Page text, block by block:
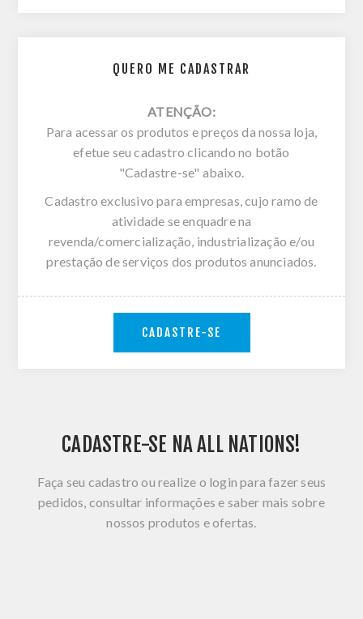
QUERO ME CADASTRAR
ATENÇÃO:
Para acessar os produtos e preços da nossa loja,
efetue seu cadastro clicando no botão
"Cadastre-se" abaixo.
Cadastro exclusivo para empresas, cujo ramo de
atividade se enquadre na
revenda/comercialização, industrialização e/ou
prestação de serviços dos produtos anunciados.
CADASTRE-SE
CADASTRE-SE NA ALL NATIONS!
Faça seu cadastro ou realize o login para fazer seus
pedidos, consultar informações e saber mais sobre
nossos produtos e ofertas.